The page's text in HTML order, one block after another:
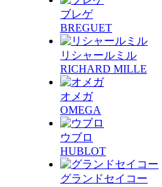
ブレゲ
BREGUET
リシャールミル
RICHARD MILLE
オメガ
OMEGA
ウブロ
HUBLOT
グランドセイコー